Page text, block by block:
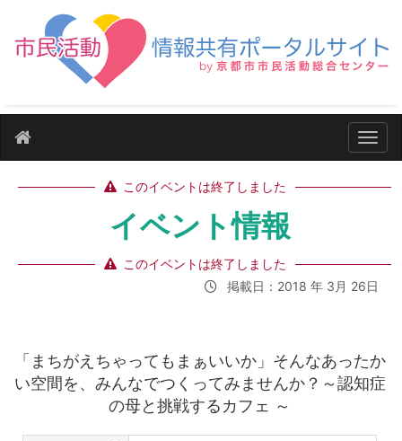
ナビ
このイベントは終了しました
イベント情報
このイベントは終了しました
掲載日：2018 年 3月 26日
「まちがえちゃってもまぁいいか」そんなあったか
い空間を、みんなでつくってみませんか？～認知症
の母と挑戦するカフェ ～